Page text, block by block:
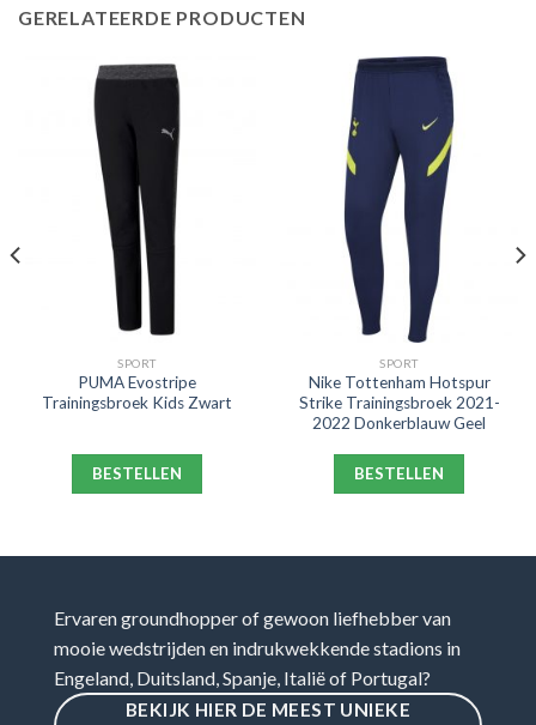
GERELATEERDE PRODUCTEN
SPORT
PUMA Evostripe
Trainingsbroek Kids Zwart
BESTELLEN
SPORT
Nike Tottenham Hotspur
Strike Trainingsbroek 2021-
2022 Donkerblauw Geel
BESTELLEN
Ervaren groundhopper of gewoon liefhebber van
mooie wedstrijden en indrukwekkende stadions in
Engeland, Duitsland, Spanje, Italië of Portugal?
BEKIJK HIER DE MEEST UNIEKE